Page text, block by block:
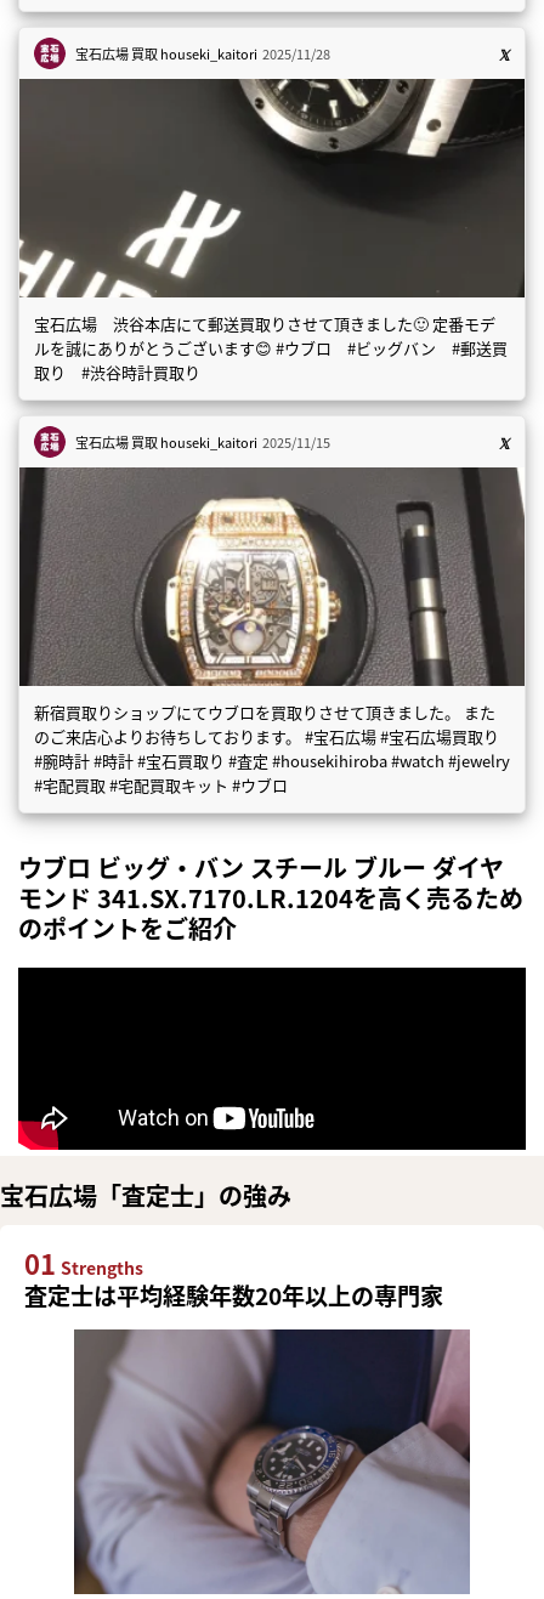
宝石広場 買取houseki_kaitori 2025/11/28
宝石広場 渋谷本店にて郵送買取りさせて頂きました🙂 定番モデ
ルを誠にありがとうございます😊 #ウブロ #ビッグバン #郵送買
取り #渋谷時計買取り
宝石広場 買取houseki_kaitori 2025/11/15
新宿買取りショップにてウブロを買取りさせて頂きました。 また
のご来店心よりお待ちしております。 #宝石広場 #宝石広場買取り
#腕時計 #時計 #宝石買取り #査定 #housekihiroba #watch #jewelry
#宅配買取 #宅配買取キット #ウブロ
ウブロ ビッグ・バン スチール ブルー ダイヤ
モンド 341.SX.7170.LR.1204を高く売るため
のポイントをご紹介
宝石広場「査定士」の強み
01 Strengths
査定士は平均経験年数20年以上の専門家